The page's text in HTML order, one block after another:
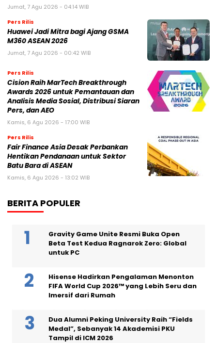
Jumat, 7 Agu 2026 - 04:14 WIB
Pers Rilis
Huawei Jadi Mitra bagi Ajang GSMA
M360 ASEAN 2026
Jumat, 7 Agu 2026 - 00:42 WIB
Pers Rilis
Cision Raih MarTech Breakthrough
Awards 2026 untuk Pemantauan dan
Analisis Media Sosial, Distribusi Siaran
Pers, dan AEO
Kamis, 6 Agu 2026 - 17:00 WIB
Pers Rilis
Fair Finance Asia Desak Perbankan
Hentikan Pendanaan untuk Sektor
Batu Bara di ASEAN
Kamis, 6 Agu 2026 - 13:02 WIB
BERITA POPULER
Gravity Game Unite Resmi Buka Open
Beta Test Kedua Ragnarok Zero: Global
untuk PC
Hisense Hadirkan Pengalaman Menonton
FIFA World Cup 2026™ yang Lebih Seru dan
Imersif dari Rumah
Dua Alumni Peking University Raih “Fields
Medal”, Sebanyak 14 Akademisi PKU
Tampil di ICM 2026